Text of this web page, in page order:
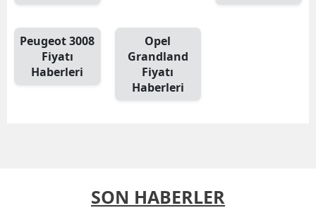
Peugeot 3008
Fiyatı
Haberleri
Opel
Grandland
Fiyatı
Haberleri
SON HABERLER